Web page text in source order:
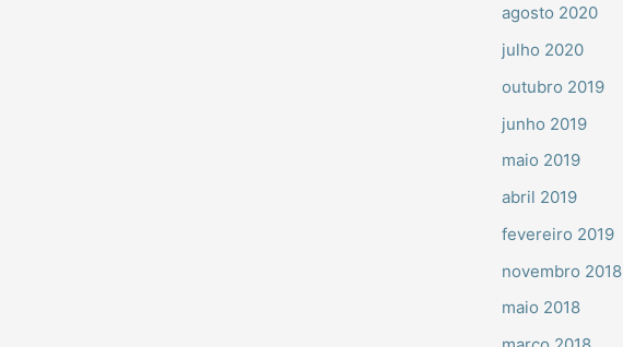
agosto 2020
julho 2020
outubro 2019
junho 2019
maio 2019
abril 2019
fevereiro 2019
novembro 2018
maio 2018